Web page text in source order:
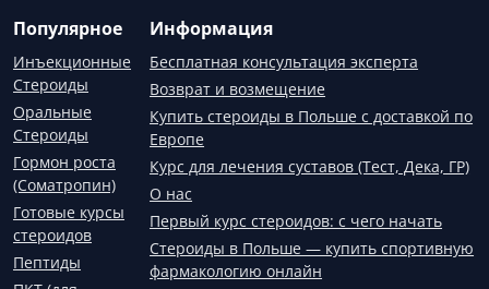
Популярное
Инъекционные
Стероиды
Оральные
Стероиды
Гормон роста
(Соматропин)
Готовые курсы
стероидов
Пептиды
Информация
Бесплатная консультация эксперта
Возврат и возмещение
Купить стероиды в Польше с доставкой по
Европе
Курс для лечения суставов (Тест, Дека, ГР)
О нас
Первый курс стероидов: с чего начать
Стероиды в Польше — купить спортивную
фармакологию онлайн